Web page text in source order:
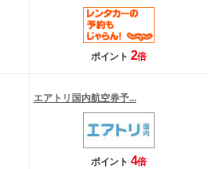
ポイント 2倍
エアトリ国内航空券予...
ポイント 4倍